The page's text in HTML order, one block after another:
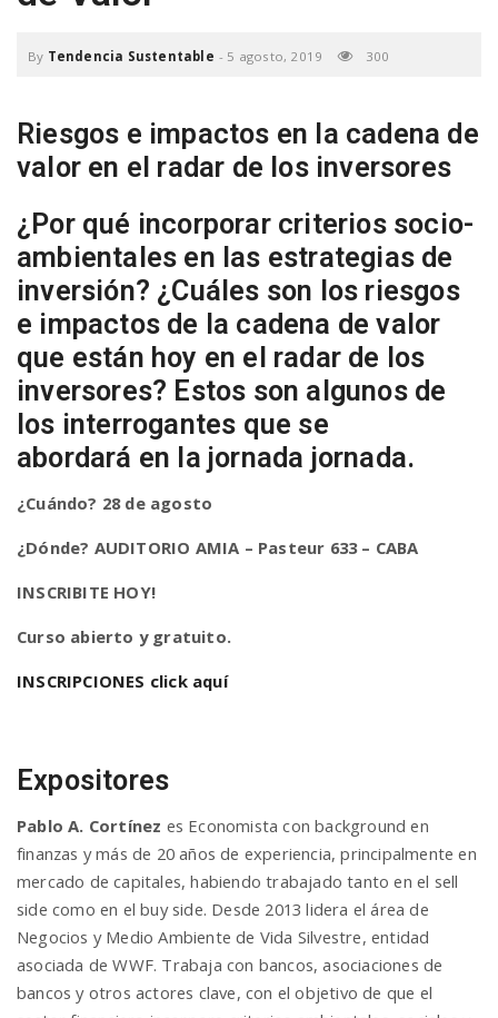
i
g
a
i
o
n
By Tendencia Sustentable - 5 agosto, 2019 300
Riesgos e impactos en la cadena de
valor en el radar de los inversores
¿Por qué incorporar criterios socio-
ambientales en las estrategias de
inversión? ¿Cuáles son los riesgos
e impactos de la cadena de valor
que están hoy en el radar de los
inversores? Estos son algunos de
los interrogantes que se
abordará en la jornada jornada.
¿Cuándo? 28 de agosto
¿Dónde? AUDITORIO AMIA – Pasteur 633 – CABA
INSCRIBITE HOY!
Curso abierto y gratuito.
INSCRIPCIONES click aquí
Expositores
Pablo A. Cortínez es Economista con background en
finanzas y más de 20 años de experiencia, principalmente en
mercado de capitales, habiendo trabajado tanto en el sell
side como en el buy side. Desde 2013 lidera el área de
Negocios y Medio Ambiente de Vida Silvestre, entidad
asociada de WWF. Trabaja con bancos, asociaciones de
bancos y otros actores clave, con el objetivo de que el